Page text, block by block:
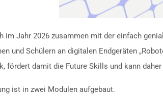
im Jahr 2026 zusammen mit der einfach
und Schülern an digitalen Endgeräten
fördert damit die Future Skills und kann
ist in zwei Modulen aufgebaut.